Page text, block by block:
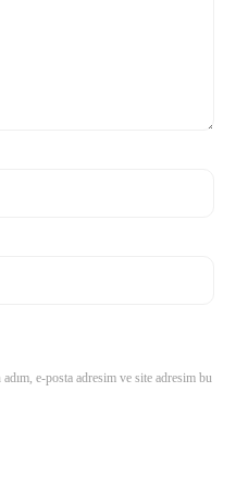
e-posta adresim ve site adresim bu